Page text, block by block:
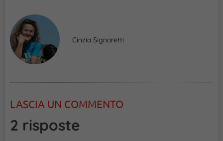
Cinzia Signoretti
LASCIA UN COMMENTO
2 risposte